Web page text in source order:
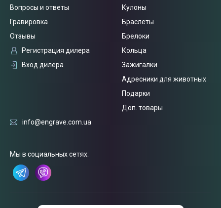
Вопросы и ответы
Гравировка
Отзывы
Регистрация дилера
Вход дилера
Кулоны
Браслеты
Брелоки
Кольца
Зажигалки
Адресники для животных
Подарки
Доп. товары
info@engrave.com.ua
Мы в социальных сетях: